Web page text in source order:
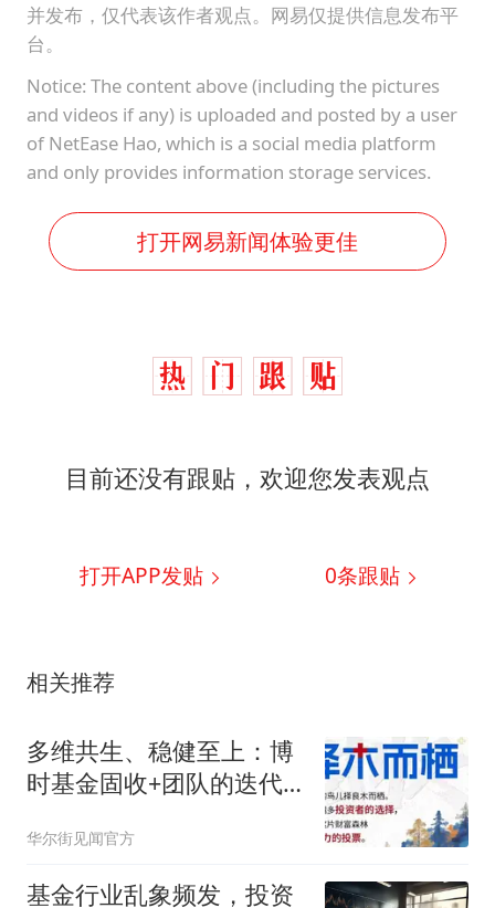
并发布，仅代表该作者观点。网易仅提供信息发布平
台。
Notice: The content above (including the pictures
and videos if any) is uploaded and posted by a user
of NetEase Hao, which is a social media platform
and only provides information storage services.
打开网易新闻体验更佳
目前还没有跟贴，欢迎您发表观点
打开APP发贴 0条跟贴
相关推荐
多维共生、稳健至上：博
时基金固收+团队的迭代
华尔街见闻官方
基金行业乱象频发，投资